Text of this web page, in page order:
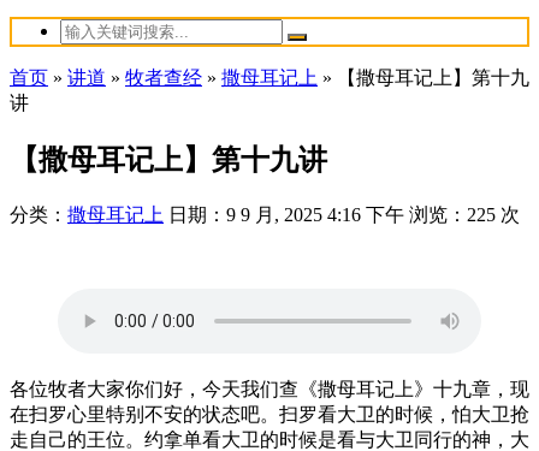
首页 » 讲道 » 牧者查经 » 撒母耳记上 » 【撒母耳记上】第十九
讲
【撒母耳记上】第十九讲
分类： 撒母耳记上 日期：9 9 月, 2025 4:16 下午 浏览：225 次
各位牧者大家你们好，今天我们查《撒母耳记上》十九章，现
在扫罗心里特别不安的状态吧。扫罗看大卫的时候，怕大卫抢
走自己的王位。约拿单看大卫的时候是看与大卫同行的神，大